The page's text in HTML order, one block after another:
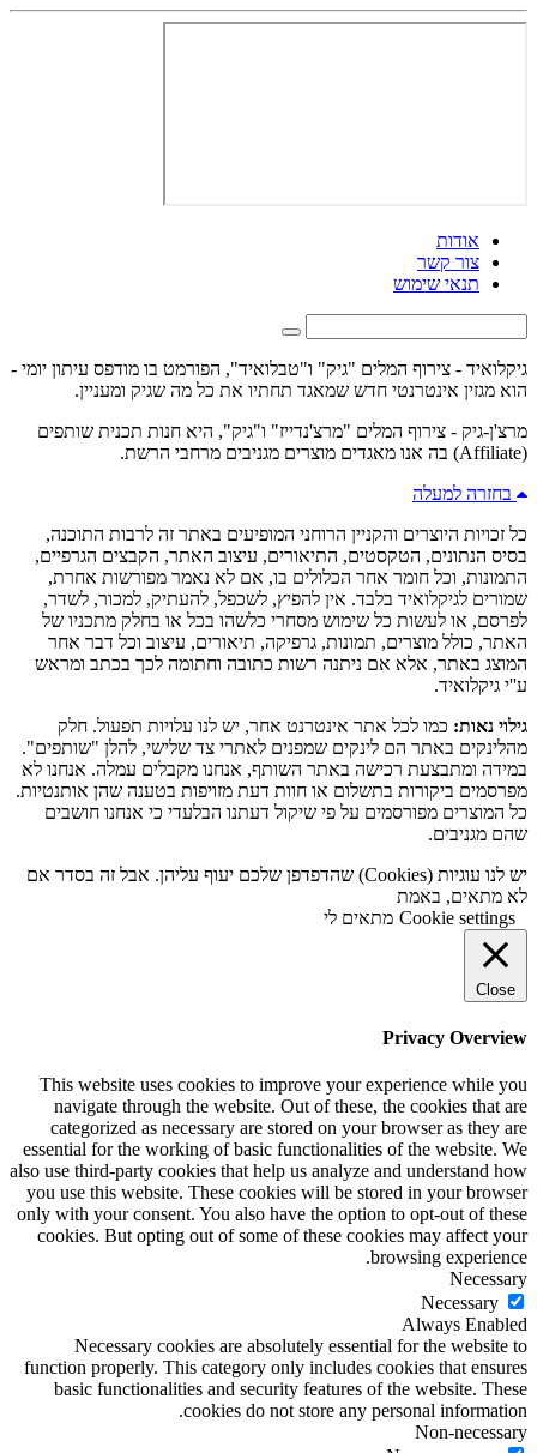
אודות
צור קשר
תנאי שימוש
גיקלואיד - צירוף המלים "גיק" ו"טבלואיד", הפורמט בו מודפס עיתון יומי -
הוא מגזין אינטרנטי חדש שמאגד תחתיו את כל מה שגיק ומעניין.
מרצ'ן-גיק - צירוף המלים "מרצ'נדייז" ו"גיק", היא חנות תכנית שותפים
(Affiliate) בה אנו מאגדים מוצרים מגניבים מרחבי הרשת.
בחזרה למעלה
כל זכויות היוצרים והקניין הרוחני המופיעים באתר זה לרבות התוכנה,
בסיס הנתונים, הטקסטים, התיאורים, עיצוב האתר, הקבצים הגרפיים,
התמונות, וכל חומר אחר הכלולים בו, אם לא נאמר מפורשות אחרת,
שמורים לגיקלואיד בלבד. אין להפיץ, לשכפל, להעתיק, למכור, לשדר,
לפרסם, או לעשות כל שימוש מסחרי כלשהו בכל או בחלק מתכניו של
האתר, כולל מוצרים, תמונות, גרפיקה, תיאורים, עיצוב וכל דבר אחר
המוצג באתר, אלא אם ניתנה רשות כתובה וחתומה לכך בכתב ומראש
ע''י גיקלואיד.
גילוי נאות: כמו לכל אתר אינטרנט אחר, יש לנו עלויות תפעול. חלק
מהלינקים באתר הם לינקים שמפנים לאתרי צד שלישי, להלן "שותפים".
במידה ומתבצעת רכישה באתר השותף, אנחנו מקבלים עמלה. אנחנו לא
מפרסמים ביקורות בתשלום או חוות דעת מזויפות בטענה שהן אותנטיות.
כל המוצרים מפורסמים על פי שיקול דעתנו הבלעדי כי אנחנו חושבים
שהם מגניבים.
יש לנו עוגיות (Cookies) שהדפדפן שלכם יעוף עליהן. אבל זה בסדר אם
לא מתאים, באמת
Cookie settings מתאים לי
Close
Privacy Overview
This website uses cookies to improve your experience while you
navigate through the website. Out of these, the cookies that are
categorized as necessary are stored on your browser as they are
essential for the working of basic functionalities of the website. We
also use third-party cookies that help us analyze and understand how
you use this website. These cookies will be stored in your browser
only with your consent. You also have the option to opt-out of these
cookies. But opting out of some of these cookies may affect your
browsing experience.
Necessary
Necessary
Always Enabled
Necessary cookies are absolutely essential for the website to
function properly. This category only includes cookies that ensures
basic functionalities and security features of the website. These
cookies do not store any personal information.
Non-necessary